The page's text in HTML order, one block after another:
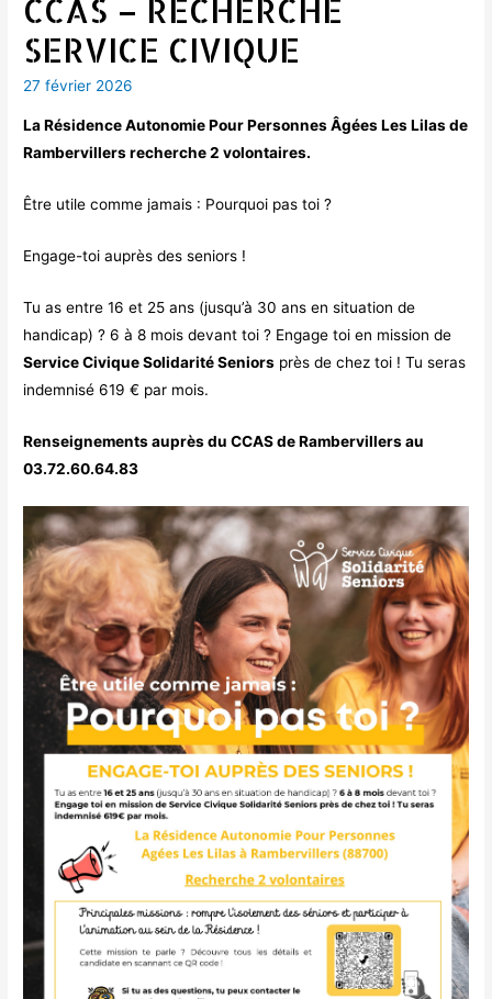
CCAS – RECHERCHE
SERVICE CIVIQUE
27 février 2026
La Résidence Autonomie Pour Personnes Âgées Les Lilas de
Rambervillers recherche 2 volontaires.
Être utile comme jamais : Pourquoi pas toi ?
Engage-toi auprès des seniors !
Tu as entre 16 et 25 ans (jusqu’à 30 ans en situation de
handicap) ? 6 à 8 mois devant toi ? Engage toi en mission de
Service Civique Solidarité Seniors près de chez toi ! Tu seras
indemnisé 619 € par mois.
Renseignements auprès du CCAS de Rambervillers au
03.72.60.64.83